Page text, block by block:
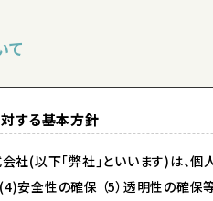
て
する基本方針
社(以下｢弊社｣といいます)は、
全性の確保 （5）透明性の確保